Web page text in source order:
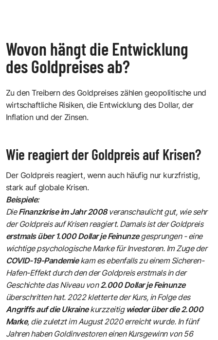
Wovon hängt die Entwicklung
des Goldpreises ab?
Zu den Treibern des Goldpreises zählen geopolitische und
wirtschaftliche Risiken, die Entwicklung des Dollar, der
Inflation und der Zinsen.
Wie reagiert der Goldpreis auf Krisen?
Der Goldpreis reagiert, wenn auch häufig nur kurzfristig,
stark auf globale Krisen.
Beispiele:
DieFinanzkrise im Jahr 2008veranschaulicht gut, wie sehr
der Goldpreis auf Krisen reagiert. Damals ist der Goldpreis
erstmals über 1.000 Dollar je Feinunzegesprungen - eine
wichtige psychologische Marke für Investoren. Im Zuge der
COVID-19-Pandemiekam es ebenfalls zu einem Sicheren-
Hafen-Effekt durch den der Goldpreis erstmals in der
Geschichte das Niveau von2.000 Dollar je Feinunze
überschritten hat. 2022 kletterte der Kurs, in Folge des
Angriffs auf die Ukrainekurzzeitig wieder über die 2.000
Marke, die zuletzt im August 2020 erreicht wurde. In fünf
Jahren haben Goldinvestoren einen Kursgewinn von 56